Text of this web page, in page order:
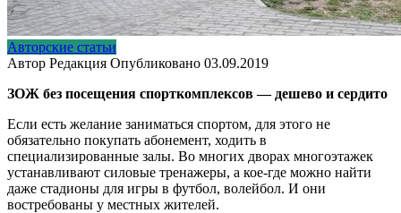
Авторские статьи
Автор Редакция Опубликовано 03.09.2019
ЗОЖ без посещения спорткомплексов — дешево и сердито
Если есть желание заниматься спортом, для этого не
обязательно покупать абонемент, ходить в
специализированные залы. Во многих дворах многоэтажек
устанавливают силовые тренажеры, а кое-где можно найти
даже стадионы для игры в футбол, волейбол. И они
востребованы у местных жителей.